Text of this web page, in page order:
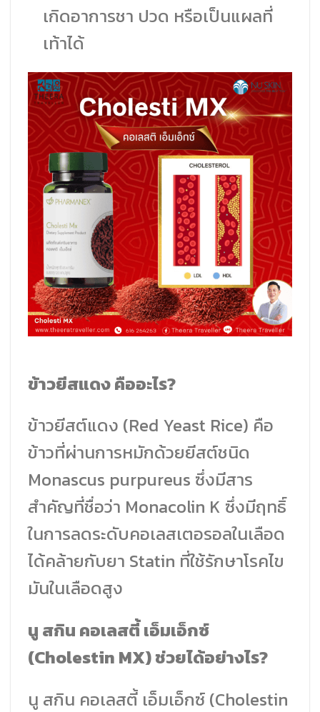
เกิดอาการชา ปวด หรือเป็นแผลที่
เท้าได้
ข้าวยีสแดง คืออะไร?
ข้าวยีสต์แดง (Red Yeast Rice) คือ
ข้าวที่ผ่านการหมักด้วยยีสต์ชนิด
Monascus purpureus ซึ่งมีสาร
สำคัญที่ชื่อว่า Monacolin K ซึ่งมีฤทธิ์
ในการลดระดับคอเลสเตอรอลในเลือด
ได้คล้ายกับยา Statin ที่ใช้รักษาโรคไข
มันในเลือดสูง
นู สกิน คอเลสตี้ เอ็มเอ็กซ์
(Cholestin MX) ช่วยได้อย่างไร?
นู สกิน คอเลสตี้ เอ็มเอ็กซ์ (Cholestin